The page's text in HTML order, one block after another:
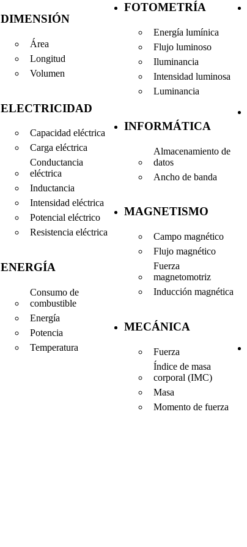
DIMENSIÓN
Área
Longitud
Volumen
ELECTRICIDAD
Capacidad eléctrica
Carga eléctrica
Conductancia
eléctrica
Inductancia
Intensidad eléctrica
Potencial eléctrico
Resistencia eléctrica
ENERGÍA
Consumo de
combustible
Energía
Potencia
Temperatura
FOTOMETRÍA
Energía lumínica
Flujo luminoso
Iluminancia
Intensidad luminosa
Luminancia
INFORMÁTICA
Almacenamiento de
datos
Ancho de banda
MAGNETISMO
Campo magnético
Flujo magnético
Fuerza
magnetomotriz
Inducción magnética
MECÁNICA
Fuerza
Índice de masa
corporal (IMC)
Masa
Momento de fuerza